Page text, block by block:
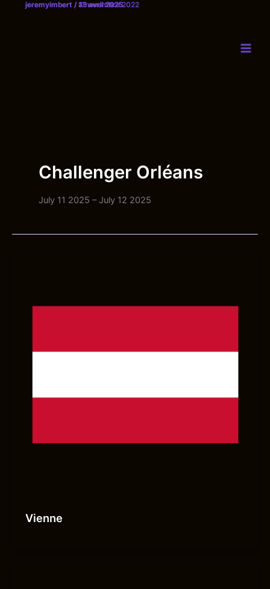
Challenger Orléans
July 11 2025 – July 12 2025
Vienne
jeremyimbert /25 avril 2025
jeremyimbert /17 avril 2025
jeremyimbert /8 novembre 2022